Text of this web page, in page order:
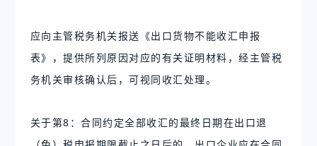
应向主管税务机关报送《出口货物不能收汇申报
表》，提供所列原因对应的有关证明材料，经主管税
务机关审核确认后，可视同收汇处理。
关于第8：合同约定全部收汇的最终日期在出口退